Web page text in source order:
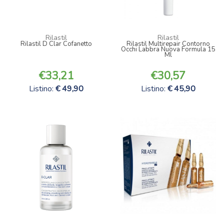
Rilastil
Rilastil D Clar Cofanetto
33,21
Listino: 49,90
Rilastil
Rilastil Multirepair Contorno
Occhi Labbra Nuova Formula 15
Ml
30,57
Listino: 45,90